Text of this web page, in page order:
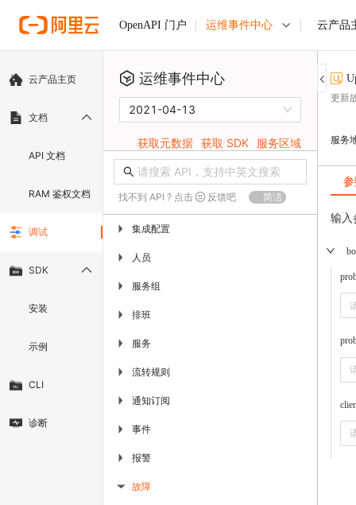
OpenAPI 门户 运维事件中心 云产品
云产品主页
文档
API 文档
RAM 鉴权文档
调试
SDK
安装
示例
CLI
诊断
运维事件中心
2021-04-13
获取元数据 获取 SDK 服务区域
找不到 API ? 点击 反馈吧 简洁
▶ 集成配置
▶ 人员
▶ 服务组
▶ 排班
▶ 服务
▶ 流转规则
▶ 通知订阅
▶ 事件
▶ 报警
▶ 故障
更新
服务
输入